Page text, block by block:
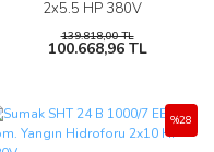
2x5.5 HP 380V
139.818,00 TL
100.668,96 TL
%28